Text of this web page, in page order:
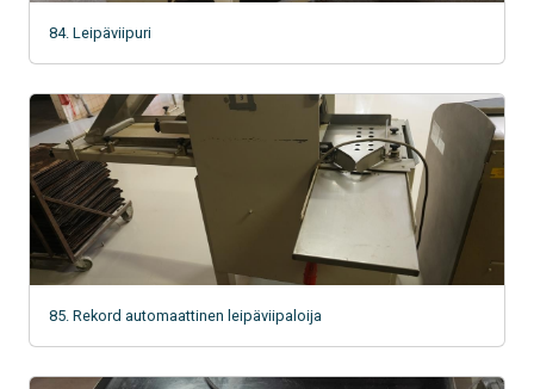
84. Leipäviipuri
85. Rekord automaattinen leipäviipaloija